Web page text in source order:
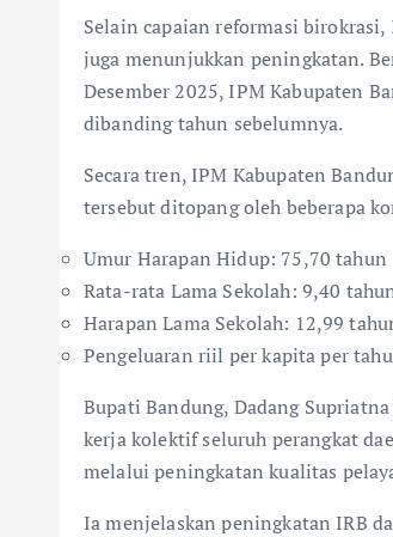
Selain capaian reformasi
juga menunjukkan peningkatan.
Desember 2025, IPM Kabupaten
dibanding tahun sebelumnya.
Secara tren, IPM Kabupaten
tersebut ditopang oleh beberapa
Umur Harapan Hidup: 75,70 tahun
Rata-rata Lama Sekolah: 9,40
Harapan Lama Sekolah: 12,99
Pengeluaran riil per kapita per
Bupati Bandung, Dadang
kerja kolektif seluruh perangkat
melalui peningkatan kualitas
Ia menjelaskan peningkatan IRB